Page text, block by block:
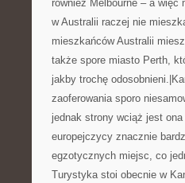
również Melbourne – a
w Australii raczej nie
mieszkańców Australii
także spore miasto Perth,
jakby trochę
zaoferowania sporo
jednak strony wciąż jest
europejczycy znacznie
egzotycznych miejsc, co
Turystyka stoi obecnie w